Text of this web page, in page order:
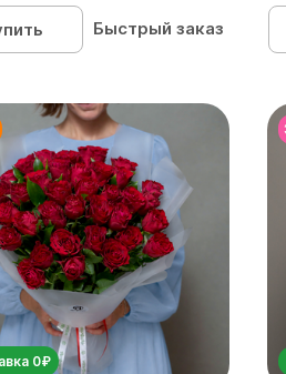
Быстрый заказ
0₽